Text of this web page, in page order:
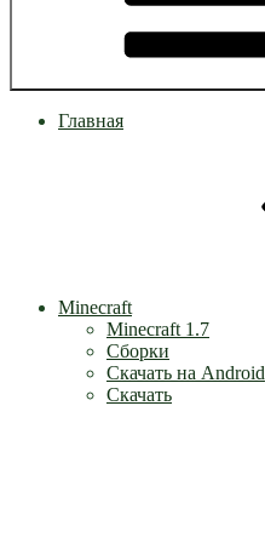
Главная
Minecraft
Minecraft 1.7
Сборки
Скачать на Android
Скачать